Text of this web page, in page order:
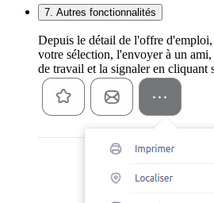
7. Autres fonctionnalités
Depuis le détail de l'offre
votre sélection, l'envoyer à un
de travail et la signaler en cliquant